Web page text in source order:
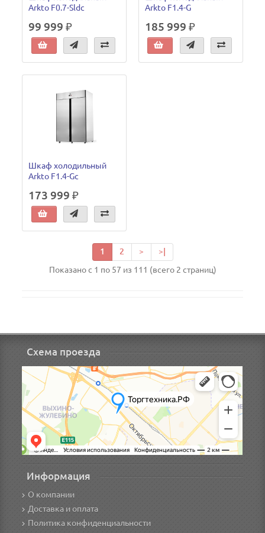
Arkto F0.7-Sldc
99 999 ₽
Arkto F1.4-G
185 999 ₽
Шкаф холодильный
Arkto F1.4-Gc
173 999 ₽
1 2 >
>|
Показано с 1 по 57 из 111 (всего 2 страниц)
Схема проезда
Информация
О компании
Доставка и оплата
Политика конфиденциальности